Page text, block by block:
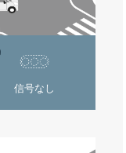
信号なし